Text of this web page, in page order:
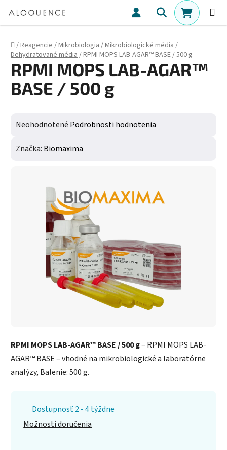
Hľadať
Domov
/Reagencie/Mikrobiologia/Mikrobiologické média/
Dehydratované média/RPMI MOPS LAB-AGAR™ BASE / 500 g
RPMI MOPS LAB-AGAR™ BASE / 500 g– RPMI MOPS LAB-
AGAR™ BASE – vhodné na mikrobiologické a laboratórne
analýzy, Balenie: 500 g.
Dostupnosť 2 - 4 týždne
Možnosti doručenia
RPMI MOPS LAB-AGAR™
BASE / 500 g
Priemerné hodnotenie produktu je 0,0 z 5 hviezdičiek.
Neohodnotené Podrobnosti hodnotenia
Značka: Biomaxima